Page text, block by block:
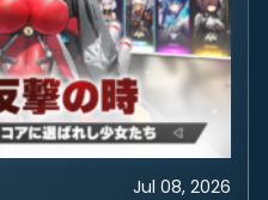
Jul 08, 2026